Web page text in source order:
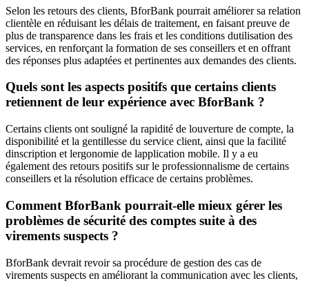
Selon les retours des clients, BforBank pourrait améliorer sa relation
clientèle en réduisant les délais de traitement, en faisant preuve de
plus de transparence dans les frais et les conditions dutilisation des
services, en renforçant la formation de ses conseillers et en offrant
des réponses plus adaptées et pertinentes aux demandes des clients.
Quels sont les aspects positifs que certains clients
retiennent de leur expérience avec BforBank ?
Certains clients ont souligné la rapidité de louverture de compte, la
disponibilité et la gentillesse du service client, ainsi que la facilité
dinscription et lergonomie de lapplication mobile. Il y a eu
également des retours positifs sur le professionnalisme de certains
conseillers et la résolution efficace de certains problèmes.
Comment BforBank pourrait-elle mieux gérer les
problèmes de sécurité des comptes suite à des
virements suspects ?
BforBank devrait revoir sa procédure de gestion des cas de
virements suspects en améliorant la communication avec les clients,